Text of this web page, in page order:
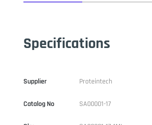
Specifications
Supplier Proteintech
Catalog No SA00001-17